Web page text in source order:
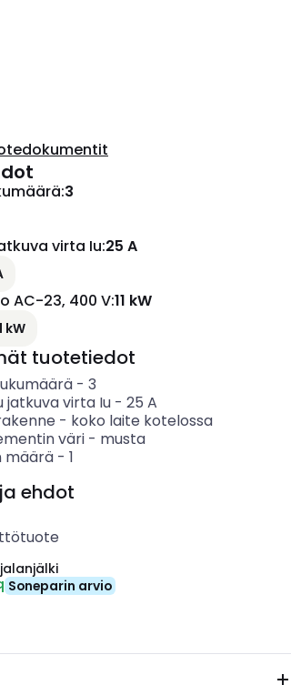
:3
virta Iu:25 A
olevat vaihtoehdot
AC-23, 400 V:11 kW
olevat vaihtoehdot
kW
tuotetiedot
- 3
jatkuva virta Iu- 25 A
- koko laite kotelossa
väri- musta
määrä- 1
ehdot
Soneparin arvio